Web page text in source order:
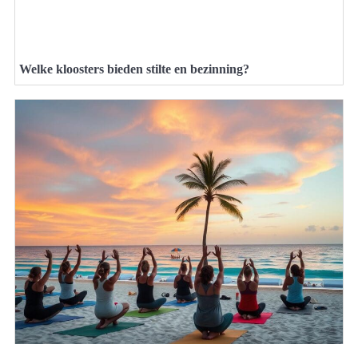
Welke kloosters bieden stilte en bezinning?